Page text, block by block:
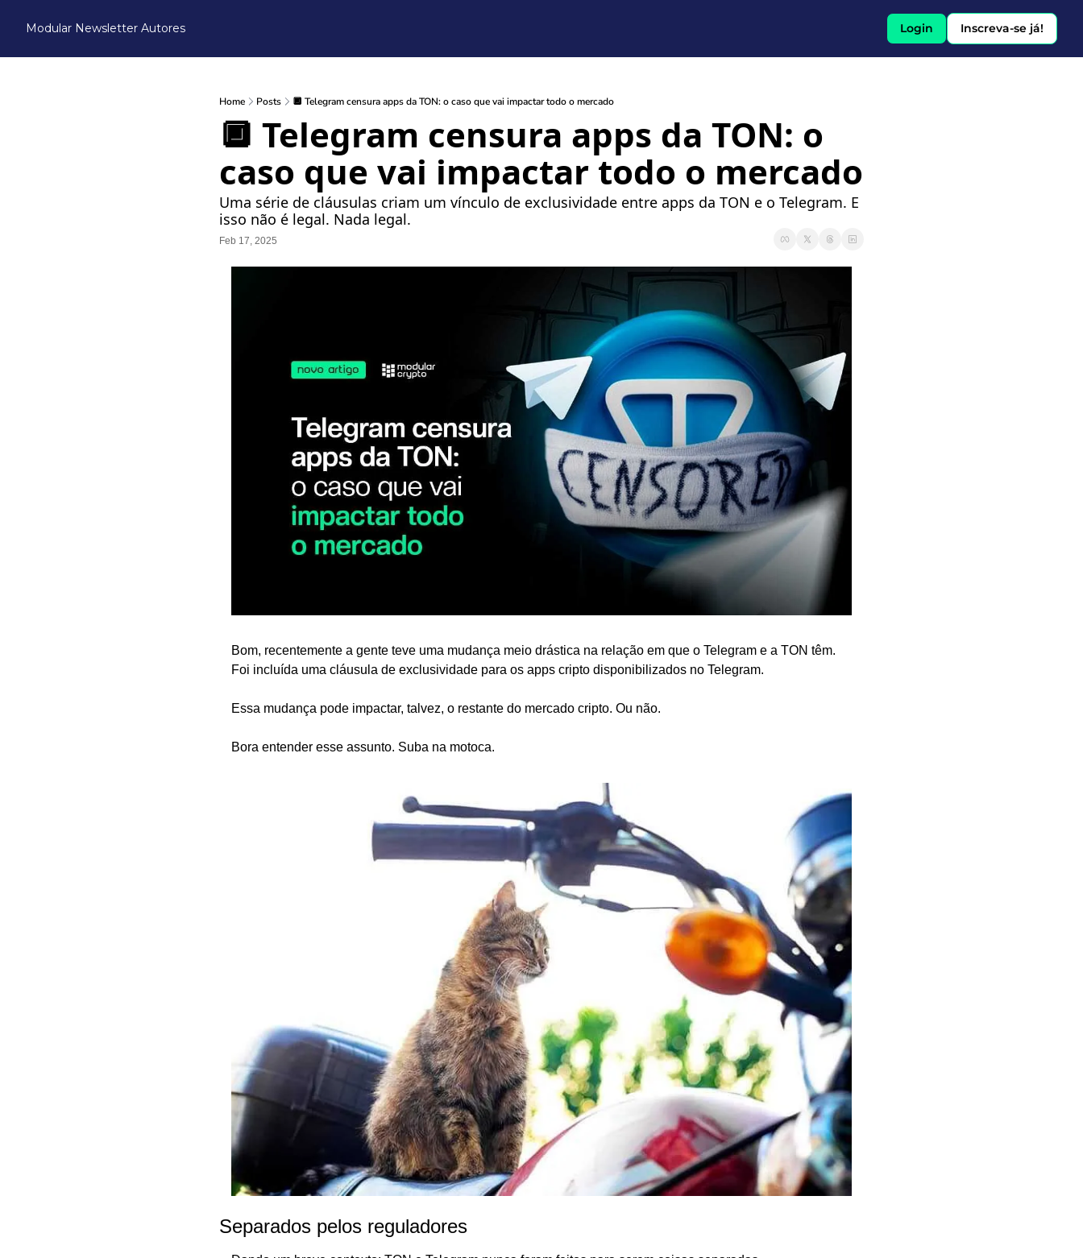
Modular Newsletter Autores Login Inscreva-se já!
Home Posts 🔲 Telegram censura apps da TON: o caso que vai impactar todo o mercado
🔲 Telegram censura apps da TON: o
caso que vai impactar todo o mercado
Uma série de cláusulas criam um vínculo de exclusividade entre apps da TON e o Telegram. E
isso não é legal. Nada legal.
Feb 17, 2025
Bom, recentemente a gente teve uma mudança meio drástica na relação em que o Telegram e a TON têm.
Foi incluída uma cláusula de exclusividade para os apps cripto disponibilizados no Telegram.
Essa mudança pode impactar, talvez, o restante do mercado cripto. Ou não.
Bora entender esse assunto. Suba na motoca.
Separados pelos reguladores